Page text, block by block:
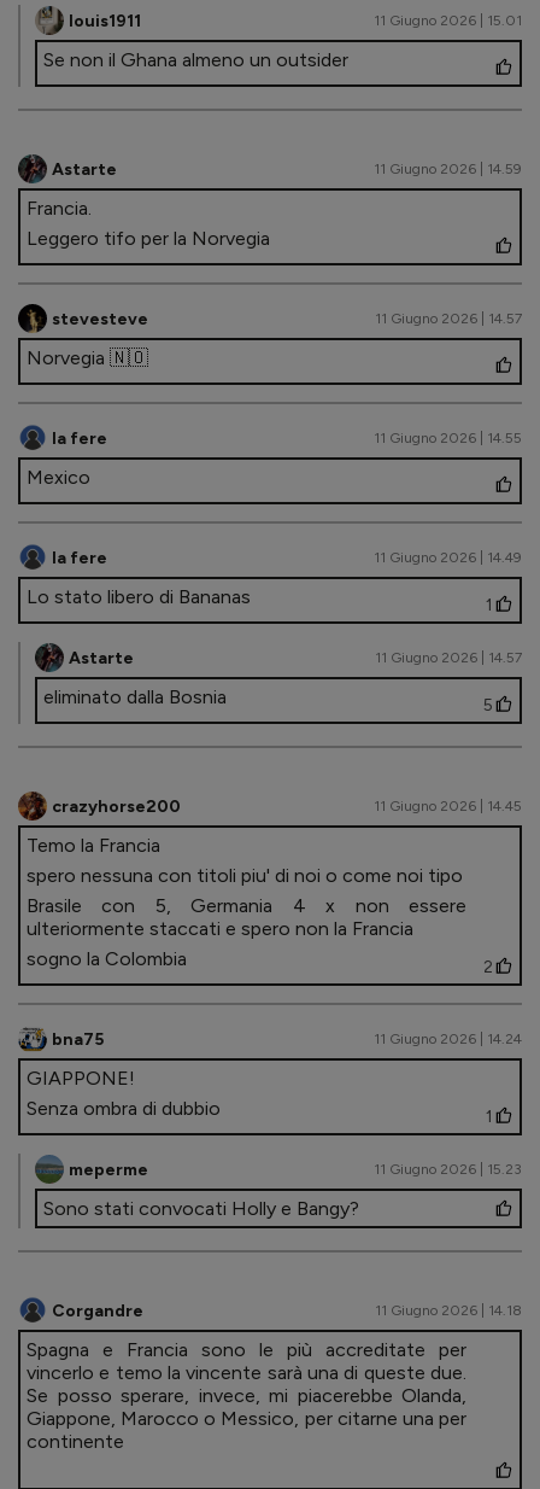
louis1911 11 Giugno 2026 | 15.01
Se non il Ghana almeno un outsider
Astarte 11 Giugno 2026 | 14.59
Francia.
Leggero tifo per la Norvegia
stevesteve 11 Giugno 2026 | 14.57
Norvegia 🇳🇴
la fere 11 Giugno 2026 | 14.55
Mexico
la fere 11 Giugno 2026 | 14.49
Lo stato libero di Bananas 1
Astarte 11 Giugno 2026 | 14.57
eliminato dalla Bosnia 5
crazyhorse200 11 Giugno 2026 | 14.45
Temo la Francia
spero nessuna con titoli piu' di noi o come noi tipo
Brasile con 5, Germania 4 x non essere
ulteriormente staccati e spero non la Francia
sogno la Colombia
2
bna75 11 Giugno 2026 | 14.24
GIAPPONE!
Senza ombra di dubbio
1
meperme 11 Giugno 2026 | 15.23
Sono stati convocati Holly e Bangy?
Corgandre 11 Giugno 2026 | 14.18
Spagna e Francia sono le più accreditate per
vincerlo e temo la vincente sarà una di queste due.
Se posso sperare, invece, mi piacerebbe Olanda,
Giappone, Marocco o Messico, per citarne una per
continente